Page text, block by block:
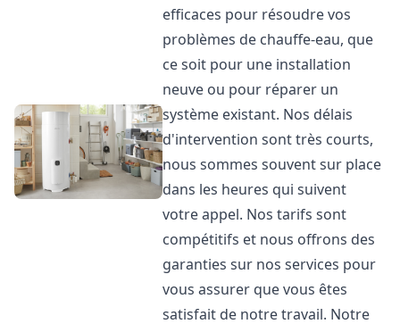
efficaces pour résoudre vos
problèmes de chauffe-eau, que
ce soit pour une installation
neuve ou pour réparer un
système existant. Nos délais
d'intervention sont très courts,
nous sommes souvent sur place
dans les heures qui suivent
votre appel. Nos tarifs sont
compétitifs et nous offrons des
garanties sur nos services pour
vous assurer que vous êtes
satisfait de notre travail. Notre